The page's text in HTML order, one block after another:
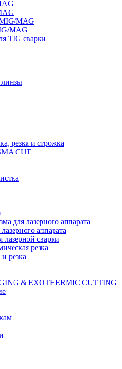
MAG
MAG
TIG сварки
линзы
резка и строжка
CUT
для лазерного аппарата
аппарата
лазерной сварки
резка
резка
& EXOTHERMIC CUTTING